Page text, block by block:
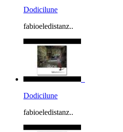
Dodicilune
fabioeledistanz..
Dodicilune
fabioeledistanz..